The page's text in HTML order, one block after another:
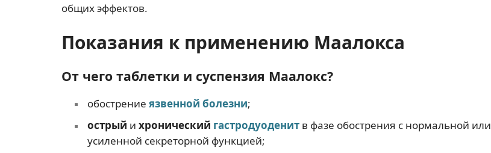
общих эффектов.
Показания к применению Маалокса
От чего таблетки и суспензия Маалокс?
обострение язвенной болезни;
острый и хронический гастродуоденитв фазе обострения с нормальной или
усиленной секреторной функцией;